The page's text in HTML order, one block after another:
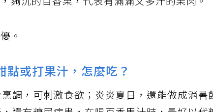
夠沉的百香果，代表有滿滿又多汁的果肉。
。
點或打果汁，怎麼吃？
調，可刺激食欲；炎炎夏日，還能做成消暑